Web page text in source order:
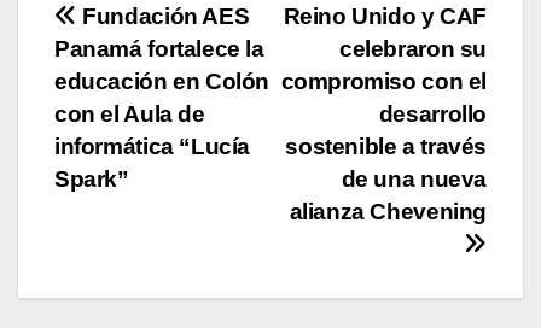
Navegación
de
entradas
Reino Unido y CAF
celebraron su
compromiso con el
desarrollo
sostenible a través
de una nueva
alianza Chevening
Fundación AES
Panamá fortalece la
educación en Colón
con el Aula de
informática “Lucía
Spark”